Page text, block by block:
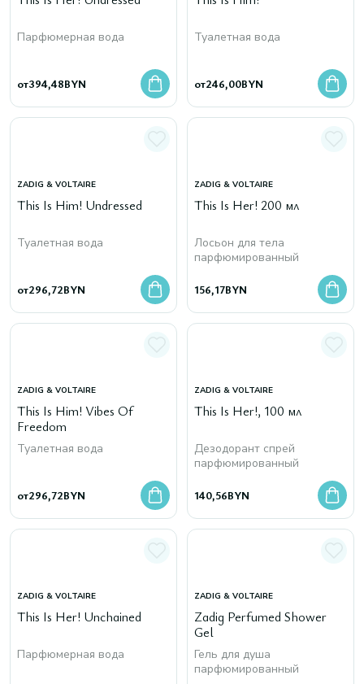
Парфюмерная вода
от394,48BYN
Туалетная вода
от246,00BYN
ZADIG & VOLTAIRE
This Is Him! Undressed
Туалетная вода
от296,72BYN
ZADIG & VOLTAIRE
This Is Her! 200 мл
Лосьон для тела
парфюмированный
156,17BYN
ZADIG & VOLTAIRE
This Is Him! Vibes Of
Freedom
Туалетная вода
от296,72BYN
ZADIG & VOLTAIRE
This Is Her!, 100 мл
Дезодорант спрей
парфюмированный
140,56BYN
ZADIG & VOLTAIRE
This Is Her! Unchained
Парфюмерная вода
ZADIG & VOLTAIRE
Zadig Perfumed Shower
Gel
Гель для душа
парфюмированный